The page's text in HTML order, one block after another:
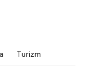
Turizm